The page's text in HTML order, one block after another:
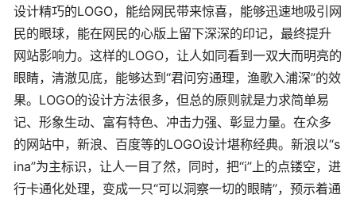
设计精巧的LOGO，能给网民带来惊喜，能够迅速地吸引网
民的眼球，能在网民的心版上留下深深的印记，最终提升
网站影响力。这样的LOGO，让人如同看到一双大而明亮的
眼睛，清澈见底，能够达到“君问穷通理，渔歌入浦深”的效
果。LOGO的设计方法很多，但总的原则就是力求简单易
记、形象生动、富有特色、冲击力强、彰显力量。在众多
的网站中，新浪、百度等的LOGO设计堪称经典。新浪以“s
ina”为主标识，让人一目了然，同时，把“i”上的点镂空，进
行卡通化处理，变成一只“可以洞察一切的眼睛”，预示着通